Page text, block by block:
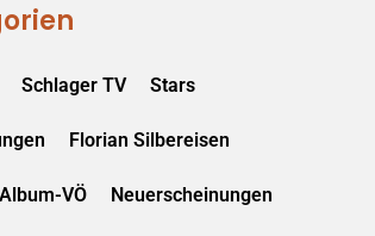
Schlager TV Stars
Florian Silbereisen
Album-VÖ Neuerscheinungen